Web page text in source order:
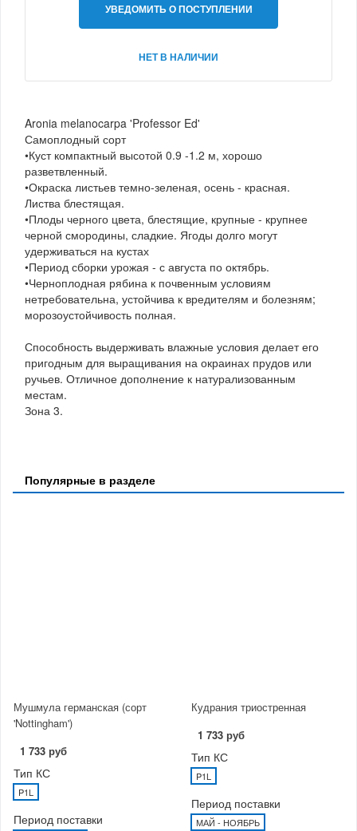
УВЕДОМИТЬ О ПОСТУПЛЕНИИ
НЕТ В НАЛИЧИИ
Aronia melanocarpa 'Professor Ed'
Самоплодный сорт
•Куст компактный высотой 0.9 -1.2 м, хорошо
разветвленный.
•Окраска листьев темно-зеленая, осень - красная.
Листва блестящая.
•Плоды черного цвета, блестящие, крупные - крупнее
черной смородины, сладкие. Ягоды долго могут
удерживаться на кустах
•Период сборки урожая - с августа по октябрь.
•Черноплодная рябина к почвенным условиям
нетребовательна, устойчива к вредителям и болезням;
морозоустойчивость полная.
Способность выдерживать влажные условия делает его
пригодным для выращивания на окраинах прудов или
ручьев. Отличное дополнение к натурализованным
местам.
Зона 3.
Популярные в разделе
Мушмула германская (сорт
'Nottingham')
1 733 руб
Тип КС
P1L
Период поставки
Кудрания триостренная
1 733 руб
Тип КС
P1L
Период поставки
МАЙ - НОЯБРЬ